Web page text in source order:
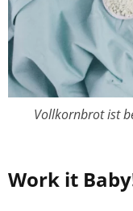
Vollkornbrot ist
Work it